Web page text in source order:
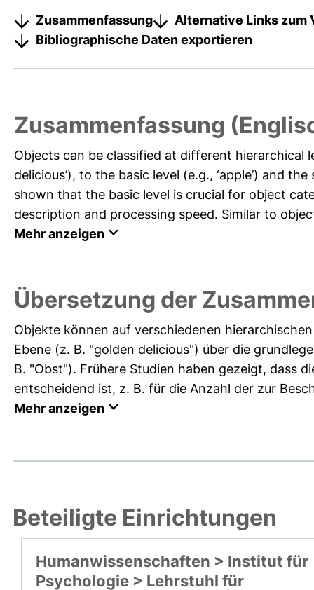
Zusammenfassung
Alternative Links zum
Bibliographische Daten exportieren
Zusammenfassung
Objects can be classified at different hierarchical
delicious’), to the basic level (e.g., ‘apple’) and
shown that the basic level is crucial for object
description and processing speed. Similar to
Mehr anzeigen
Übersetzung der
Objekte können auf verschiedenen
Ebene (z. B. "golden delicious") über die
B. "Obst"). Frühere Studien haben gezeigt, dass
entscheidend ist, z. B. für die Anzahl der zur
Mehr anzeigen
Beteiligte Einrichtungen
Humanwissenschaften > Institut für
Psychologie > Lehrstuhl für